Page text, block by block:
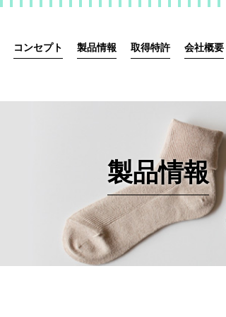
コンセプト 製品情報 取得特許 会社概要
製品情報